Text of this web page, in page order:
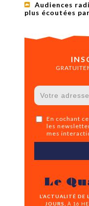
Audiences
plus écoutées
En cochant
les
mes
Le
L’ACTUALITÉ
JOURS,
À 16